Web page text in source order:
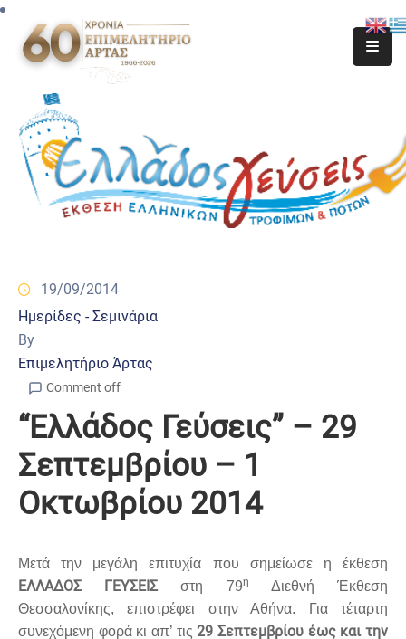
19/09/2014
Ημερίδες - Σεμινάρια
By
Επιμελητήριο Άρτας
Comment off
“Ελλάδος Γεύσεις” – 29
Σεπτεμβρίου – 1
Οκτωβρίου 2014
Μετά την μεγάλη επιτυχία που σημείωσε η έκθεση
ΕΛΛΑΔΟΣ ΓΕΥΣΕΙΣστη 79η
Διεθνή Έκθεση
Θεσσαλονίκης, επιστρέφει στην Αθήνα. Για τέταρτη
συνεχόμενη φορά κι απ’ τις29 Σεπτεμβρίου έως και την